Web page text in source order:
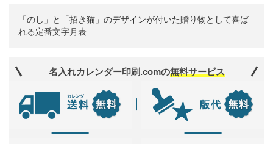
「のし」と「招き猫」のデザインが付いた贈り物として喜ば
れる定番文字月表
名入れカレンダー印刷.comの無料サービス